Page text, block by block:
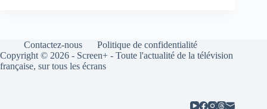
Contactez-nous
Politique de confidentialité
Copyright © 2026 - Screen+ - Toute l'actualité de la télévision
française, sur tous les écrans